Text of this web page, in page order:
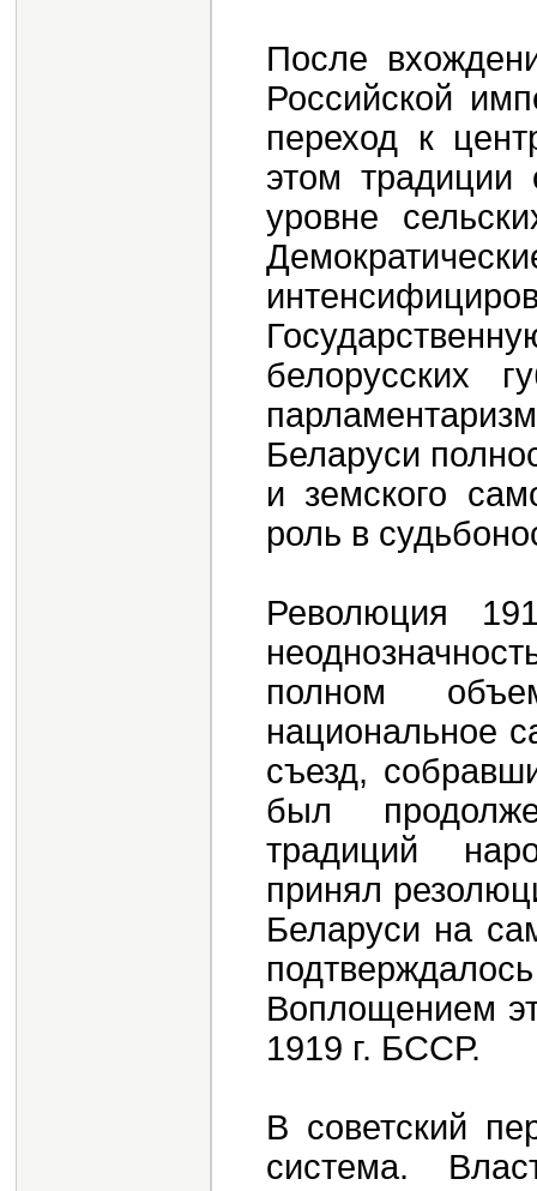
После
Российской
переход к
этом традиции
уровне
белорусских
Беларуси
и земского
роль в
Революция
полном
национальное
съезд,
был
традиций
принял
Беларуси на
Воплощением
1919 г. БССР.
В советский
система.